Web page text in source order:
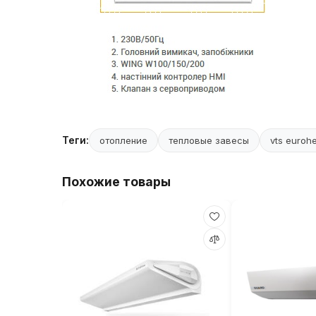
Теги: отопление тепловые завесы vts
Похожие товары